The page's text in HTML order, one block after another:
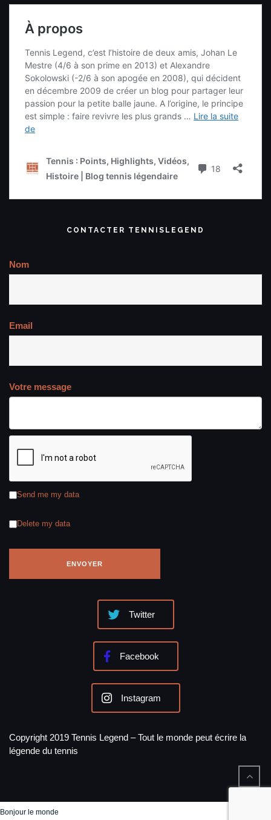
CONTACTER TENNISLEGEND
Nom
Email
Votre message
Send me my data
Delete my data
Twitter
Facebook
Instagram
Copyright 2019 Tennis Legend – Tout le monde peut écrire la
légende du tennis
Bonjour le monde